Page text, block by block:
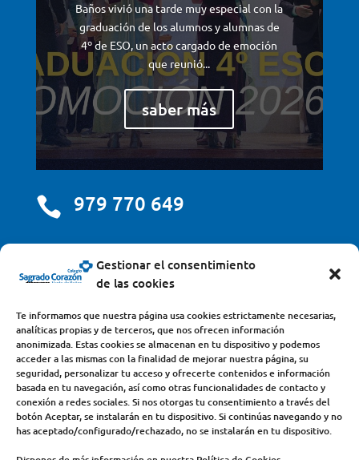
Gestionar el consentimiento
de las cookies
Te informamos que nuestra página usa cookies estrictamente necesarias,
analíticas propias y de terceros, que nos ofrecen información
anonimizada. Estas cookies se almacenan en tu dispositivo y podemos
acceder a las mismas con la finalidad de mejorar nuestra página, su
seguridad, personalizar tu acceso y ofrecerte contenidos e información
basada en tu navegación, así como otras funcionalidades de contacto y
conexión a redes sociales. Si nos otorgas tu consentimiento a través del
botón Aceptar, se instalarán en tu dispositivo. Si continúas navegando y no
has aceptado/configurado/rechazado, no se instalarán en tu dispositivo.
Baños vivió una tarde muy especial con la
graduación de los alumnos y alumnas de
4º de ESO, un acto cargado de emoción
que reunió...
saber más
 979 770 649
centro@scjdehon.com
Colegio y Seminario Sagrado Corazón
Avda. Castilla y León, s/n – 34200 – Venta de Baños
(Palencia) – Teléfono 979770649